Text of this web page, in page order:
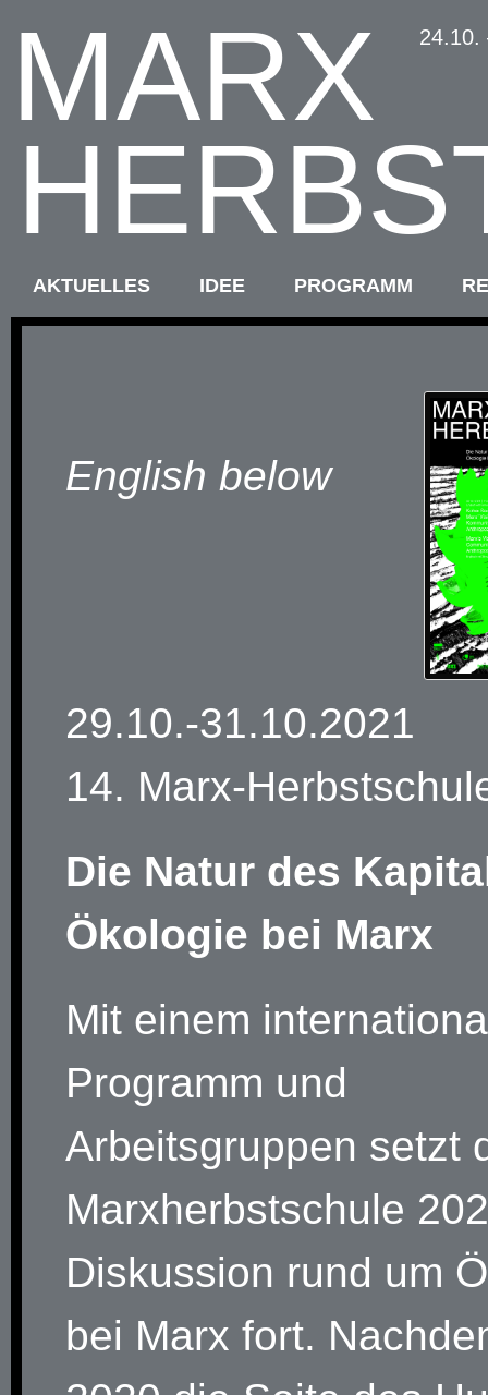
MARX 24.10.
AKTUELLES IDEE PROGRAMM
English below
29.10.-31.10.2021
14. Marx-
Die Natur des
Ökologie bei Marx
Mit einem
Programm und
Arbeitsgruppen setzt
Marxherbstschule
Diskussion rund um
bei Marx fort.